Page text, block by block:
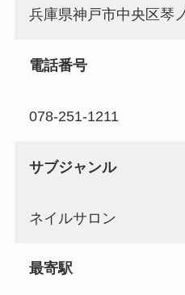
兵庫県神戸市中央区琴
電話番号
078-251-1211
サブジャンル
ネイルサロン
最寄駅